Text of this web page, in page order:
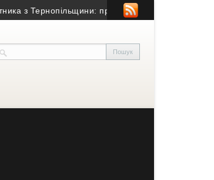
Тернопільщини: причина смерті – гостра